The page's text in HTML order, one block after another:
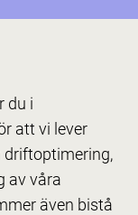
du i
att vi lever
driftoptimering,
av våra
även bistå